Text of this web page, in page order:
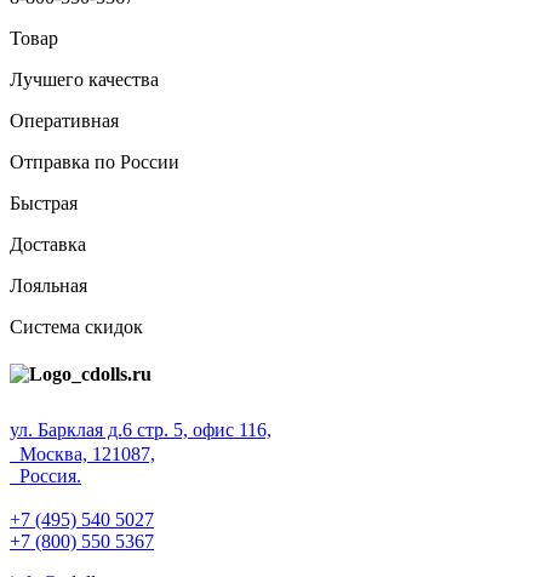
Товар
Лучшего качества
Оперативная
Отправка по России
Быстрая
Доставка
Лояльная
Система скидок
ул. Барклая д.6 стр. 5, офис 116,
Москва, 121087,
Россия.
+7 (495) 540 5027
+7 (800) 550 5367